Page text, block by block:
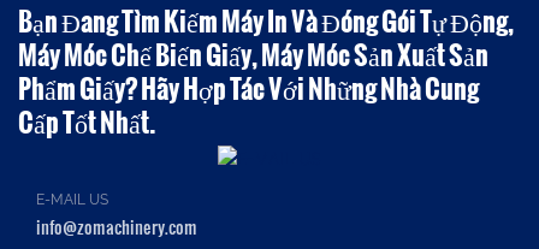
Bạn Đang Tìm Kiếm Máy In Và Đóng Gói Tự Động,
Máy Móc Chế Biến Giấy, Máy Móc Sản Xuất Sản
Phẩm Giấy? Hãy Hợp Tác Với Những Nhà Cung
Cấp Tốt Nhất.
E-MAIL US
info@zomachinery.com